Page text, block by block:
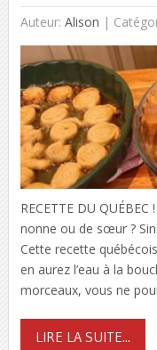
Auteur: Alison |
RECETTE DU
nonne ou de sœur ?
Cette recette
en aurez l’eau à la
morceaux, vous ne
LIRE LA SUITE...